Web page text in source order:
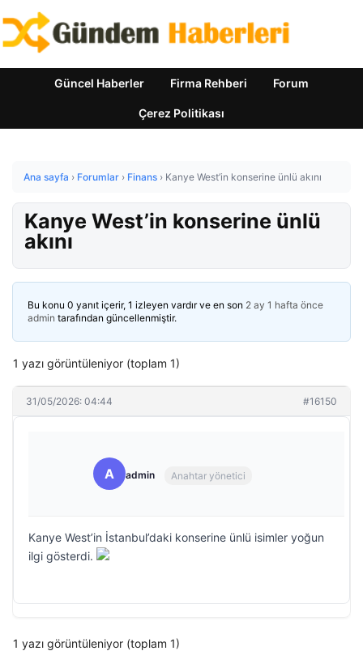
Güncel Haberler Firma Rehberi Forum
Çerez Politikası
Ana sayfa › Forumlar › Finans › Kanye West’in konserine ünlü akını
Kanye West’in konserine ünlü
akını
Bu konu 0 yanıt içerir, 1 izleyen vardır ve en son 2 ay 1 hafta önce
admin tarafından güncellenmiştir.
1 yazı görüntüleniyor (toplam 1)
31/05/2026: 04:44 #16150
A admin Anahtar yönetici
Kanye West’in İstanbul’daki konserine ünlü isimler yoğun
ilgi gösterdi.
1 yazı görüntüleniyor (toplam 1)